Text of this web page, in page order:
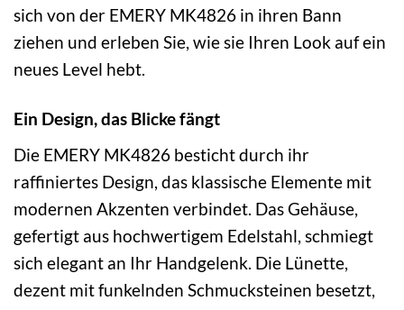
sich von der EMERY MK4826 in ihren Bann
ziehen und erleben Sie, wie sie Ihren Look auf ein
neues Level hebt.
Ein Design, das Blicke fängt
Die EMERY MK4826 besticht durch ihr
raffiniertes Design, das klassische Elemente mit
modernen Akzenten verbindet. Das Gehäuse,
gefertigt aus hochwertigem Edelstahl, schmiegt
sich elegant an Ihr Handgelenk. Die Lünette,
dezent mit funkelnden Schmucksteinen besetzt,